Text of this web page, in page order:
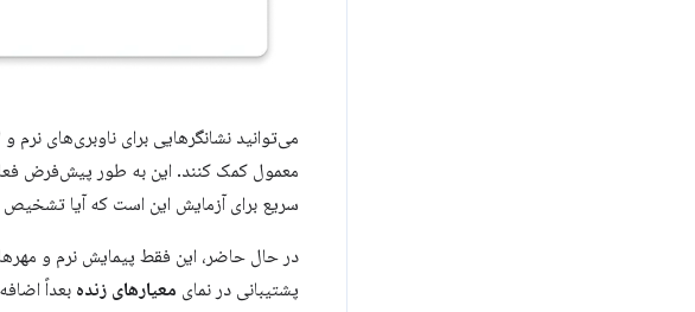
می‌توانید نشانگرهایی برای ناوبری‌های نرم و LCP ببینید که هر دو با
سریع برای آزمایش این است که آیا تشخیص
پشتیبانی در نمای معیارهای زنده بعداً